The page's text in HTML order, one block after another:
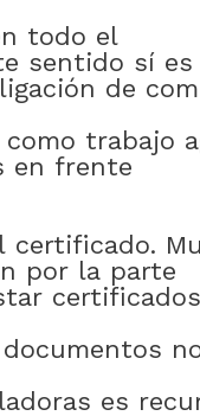
todo el
sentido sí es
de
como trabajo
en frente
certificado.
por la parte
certificados
documentos
es